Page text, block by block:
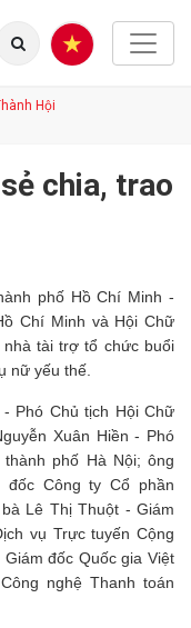
Hội
chia, trao
phố Hồ Chí Minh -
Chí Minh và Hội Chữ
tài trợ tổ chức buổi
nữ yếu thế.
Phó Chủ tịch Hội Chữ
Xuân Hiền - Phó
phố Hà Nội; ông
đốc Công ty Cổ phần
Lê Thị Thuột - Giám
vụ Trực tuyến Cộng
đốc Quốc gia Việt
nghệ Thanh toán